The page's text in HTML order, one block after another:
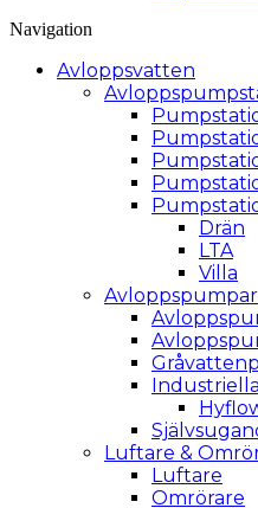
Navigation
Avloppsvatten
Drän
LTA
Villa
Avloppspumpar
Luftare &
Luftare
Omrörare